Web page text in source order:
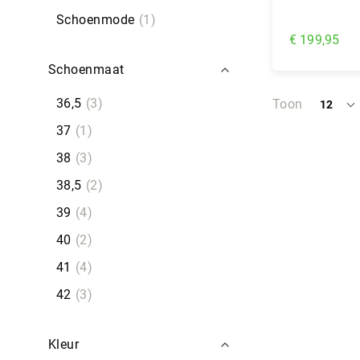
€ 199,95
Toon 12
per
Schoenmode
1
Schoenmaat
36,5
3
37
1
38
3
38,5
2
39
4
40
2
41
4
42
3
Kleur